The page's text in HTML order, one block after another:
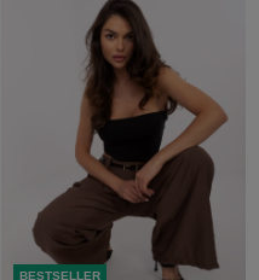
BESTSELLER